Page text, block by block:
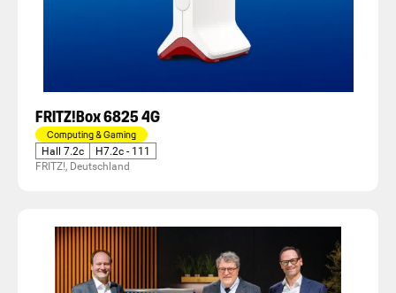
FRITZ!Box 6825 4G
Computing & Gaming
Hall 7.2c
H7.2c - 111
FRITZ!, Deutschland